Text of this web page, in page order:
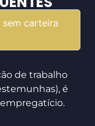
carteira
de trabalho
é